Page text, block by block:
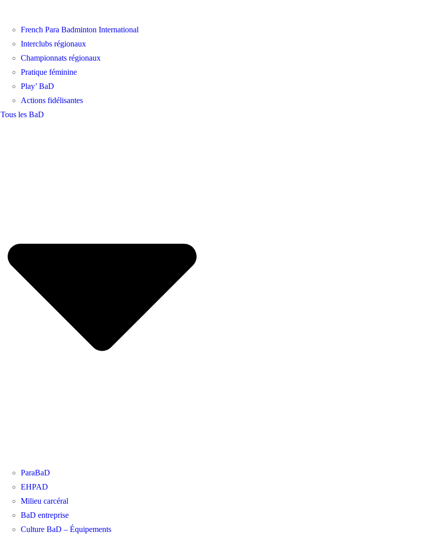
French Para Badminton International
Interclubs régionaux
Championnats régionaux
Pratique féminine
Play’ BaD
Actions fidélisantes
Tous les BaD
ParaBaD
EHPAD
Milieu carcéral
BaD entreprise
Culture BaD – Équipements